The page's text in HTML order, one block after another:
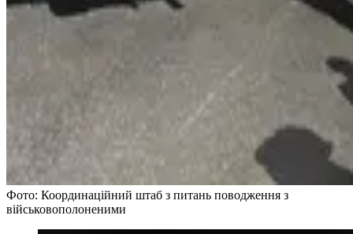
Фото: Координаційний штаб з питань поводження з
військовополоненими